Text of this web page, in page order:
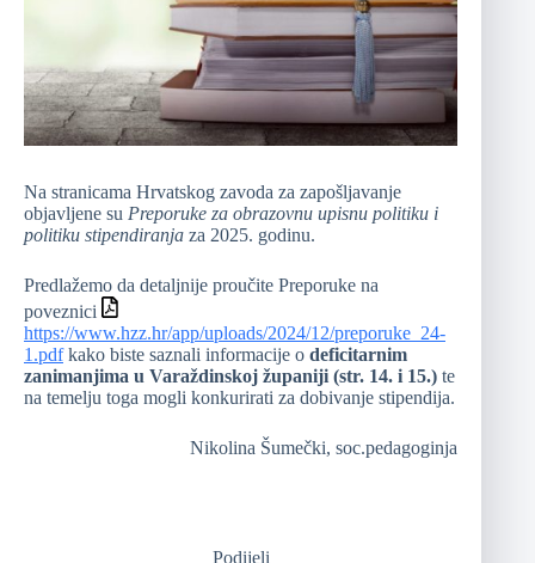
Na stranicama Hrvatskog zavoda za zapošljavanje
objavljene su Preporuke za obrazovnu upisnu politiku i
politiku stipendiranja za 2025. godinu.
Predlažemo da detaljnije proučite Preporuke na
poveznici
https://www.hzz.hr/app/uploads/2024/12/preporuke_24-
1.pdfkako biste saznali informacije o deficitarnim
zanimanjima u Varaždinskoj županiji (str. 14. i 15.) te
na temelju toga mogli konkurirati za dobivanje stipendija.
Nikolina Šumečki, soc.pedagoginja
Podijeli